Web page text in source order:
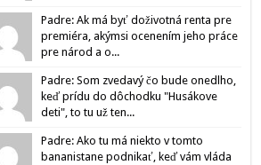
Padre: Ak má byť doživotná renta pre
premiéra, akýmsi ocenením jeho práce
pre národ a o...
Padre: Som zvedavý čo bude onedlho,
keď prídu do dôchodku "Husákove
deti", to tu už ten...
Padre: Ako tu má niekto v tomto
bananistane podnikať, keď vám vláda